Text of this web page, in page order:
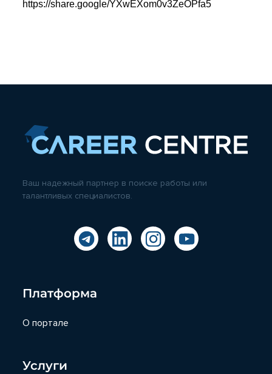
https://share.google/YXwEXom0v3ZeOPfa5
Ваш надежный партнер в поиске работы или
талантливых специалистов.
Платформа
О портале
Услуги